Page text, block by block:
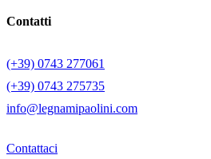
Contatti
(+39) 0743 277061
(+39) 0743 275735
info@legnamipaolini.com
Contattaci